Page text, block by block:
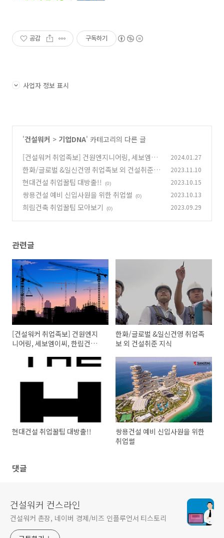
공감 구독하기
사업자 정보 표시
'건설워커 > 기업DNA' 카테고리의 다른 글
[건설워커 취업족보] 건원엔지니어링, 세보엠이
씨, 한림건축씨엠, 시온건설개발, 군장종합, 매
일, 청우종합 (0)
2024.01.27
한화/글로벌 &일신건영 취업족보 외 건설취준 지
식
(0)
2023.11.10
현대건설 취업꿀팁 대방출!! (0) 2023.10.15
쌍용건설 예비 신입사원을 위한 취업썰 (0) 2023.10.13
희림건축 취업꿀팁 모아보기 (0) 2023.09.29
관련글
[건설워커 취업족보] 건원엔지
니어링, 세보엠이씨, 한림건축씨
한화/글로벌 &일신건영 취업족
보 외 건설취준 지식
현대건설 취업꿀팁 대방출!!
쌍용건설 예비 신입사원을 위한
취업썰
댓글
건설워커 컨스라인
건설워커 촌장, 네이버 경제/비즈 인플루언서 티스토리